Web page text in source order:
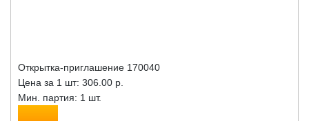
Открытка-приглашение 170040
Цена за 1 шт: 306.00 р.
Мин. партия: 1 шт.